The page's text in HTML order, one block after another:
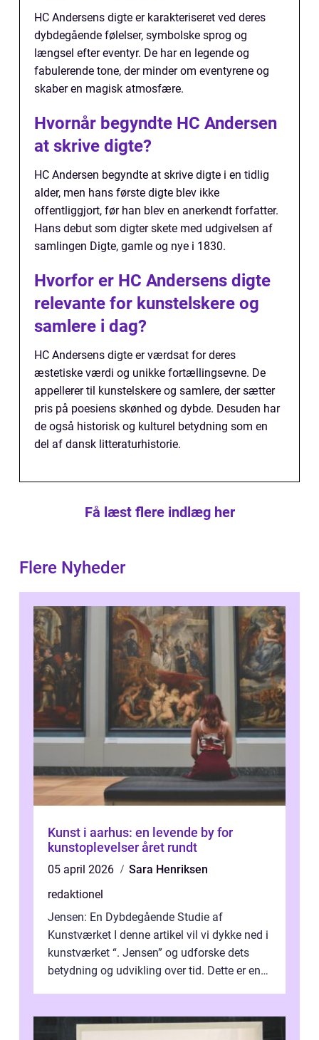
HC Andersens digte er karakteriseret ved deres
dybdegående følelser, symbolske sprog og
længsel efter eventyr. De har en legende og
fabulerende tone, der minder om eventyrene og
skaber en magisk atmosfære.
Hvornår begyndte HC Andersen
at skrive digte?
HC Andersen begyndte at skrive digte i en tidlig
alder, men hans første digte blev ikke
offentliggjort, før han blev en anerkendt forfatter.
Hans debut som digter skete med udgivelsen af
samlingen Digte, gamle og nye i 1830.
Hvorfor er HC Andersens digte
relevante for kunstelskere og
samlere i dag?
HC Andersens digte er værdsat for deres
æstetiske værdi og unikke fortællingsevne. De
appellerer til kunstelskere og samlere, der sætter
pris på poesiens skønhed og dybde. Desuden har
de også historisk og kulturel betydning som en
del af dansk litteraturhistorie.
Få læst flere indlæg her
Flere Nyheder
Kunst i aarhus: en levende by for
kunstoplevelser året rundt
05 april 2026
Sara Henriksen
redaktionel
Jensen: En Dybdegående Studie af
Kunstværket I denne artikel vil vi dykke ned i
kunstværket “. Jensen” og udforske dets
betydning og udvikling over tid. Dette er en